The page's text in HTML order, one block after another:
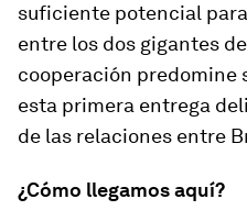
suficiente potencial
entre los dos gigantes
cooperación predomine
esta primera entrega
de las relaciones entre
¿Cómo llegamos aquí?